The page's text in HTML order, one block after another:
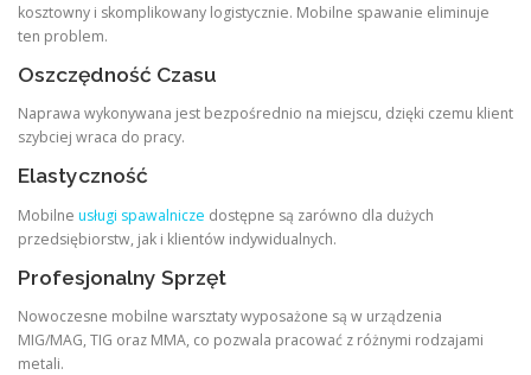
kosztowny i skomplikowany logistycznie. Mobilne spawanie eliminuje
ten problem.
Oszczędność Czasu
Naprawa wykonywana jest bezpośrednio na miejscu, dzięki czemu klient
szybciej wraca do pracy.
Elastyczność
Mobilne usługi spawalnicze dostępne są zarówno dla dużych
przedsiębiorstw, jak i klientów indywidualnych.
Profesjonalny Sprzęt
Nowoczesne mobilne warsztaty wyposażone są w urządzenia
MIG/MAG, TIG oraz MMA, co pozwala pracować z różnymi rodzajami
metali.